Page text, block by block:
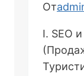
От
I. SEO